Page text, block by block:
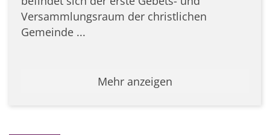
Versammlungsraum der christlichen
Gemeinde ...
Mehr anzeigen